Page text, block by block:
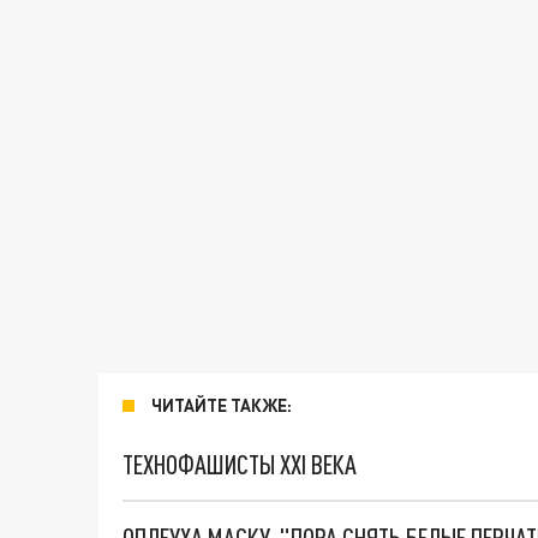
ЧИТАЙТЕ ТАКЖЕ:
ТЕХНОФАШИСТЫ XXI ВЕКА